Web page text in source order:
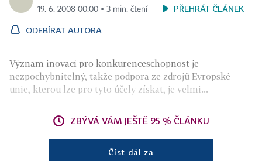
19. 6. 2008 00:00 ▪ 3 min. čtení PŘEHRÁT ČLÁNEK
ODEBÍRAT AUTORA
Význam inovací pro konkurenceschopnost je
nezpochybnitelný, takže podpora ze zdrojů Evropské
unie, kterou lze pro tyto účely získat, je velmi...
ZBÝVÁ VÁM JEŠTĚ 95 % ČLÁNKU
Číst dál za